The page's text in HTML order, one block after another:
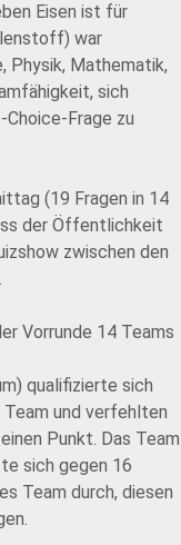
Eisen ist für
war
Physik, Mathematik,
sich
Frage zu
(19 Fragen in 14
der Öffentlichkeit
zwischen den
Vorrunde 14 Teams
qualifizierte sich
und verfehlten
Punkt. Das Team
sich gegen 16
Team durch, diesen